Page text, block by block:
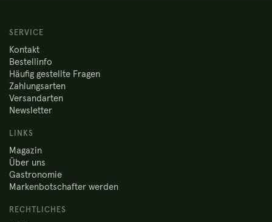
SERVICE
Kontakt
Bestellinfo
Häufig gestellte Fragen
Zahlungsarten
Versandarten
Newsletter
LINKS
Magazin
Über uns
Gastronomie
Markenbotschafter werden
RECHTLICHES